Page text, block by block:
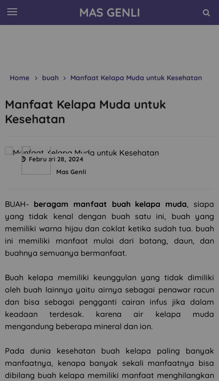
MAS GENLI
Home buah Manfaat Kelapa Muda untuk Kesehatan
Manfaat Kelapa Muda untuk
Kesehatan
Mas Genli
Februari 28, 2024
BUAH- beragam manfaat buah kelapa muda, siapa
yang tidak kenal dengan buah satu ini, buah yang
memiliki warna hijau dan coklat ketika sudah tua. buah
ini memiliki manfaat mulai dari batang, daun, dan
buahnya semuanya bermanfaat.
Buah kelapa memiliki keunggulan yang tidak dimiliki
oleh buah lainnya yaitu airnya sebagai penawar racun
dan bisa sebagai pengganti cairan infus jika dalam
keadaan terdesak. karena air kelapa muda
mengandung beberapa mineral dan ion.
Pada dunia kesehatan buah kelapa paling banyak
manfaatnya, kenapa banyak sekali manfaatnya bisa
dibilang buah kelapa memiliki manfaat menghilangkan